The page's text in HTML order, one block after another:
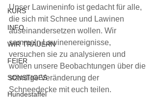
KURS
INFO
WIR TRAUERN
FEIER
SONSTIGES
Hundestaffel
Unser Lawineninfo ist gedacht für alle,
die sich mit Schnee und Lawinen
auseinandersetzen wollen. Wir
sammeln Lawinenereignisse,
versuchen sie zu analysieren und
wollen unsere Beobachtungen über die
ständige Veränderung der
Schneedecke mit euch teilen.